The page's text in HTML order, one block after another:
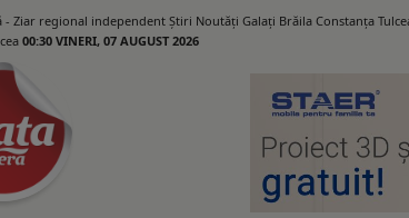
- Ziar regional independent Știri Noutăți Galaţi Brăila Constanţa
00:30 VINERI, 07 AUGUST 2026